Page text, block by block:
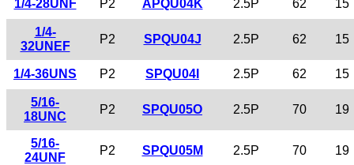
1/4-28UNF P2 APQU04K 2.5P 62 15
1/4-
32UNEF
P2 SPQU04J 2.5P 62 15
1/4-36UNS P2 SPQU04I 2.5P 62 15
5/16-
18UNC
P2 SPQU05O 2.5P 70 19
5/16-
24UNF
P2 SPQU05M 2.5P 70 19